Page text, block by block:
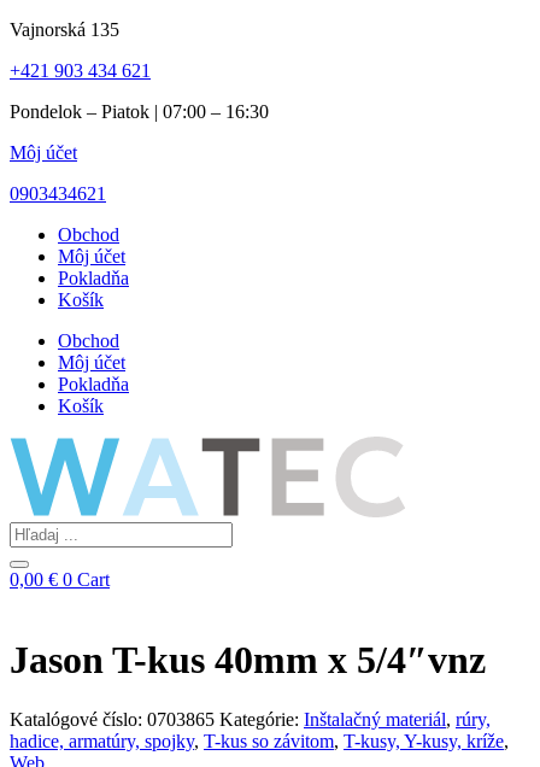
Preskočiť
obsah
Vajnorská 135
+421 903 434 621
Pondelok – Piatok | 07:00 – 16:30
Môj účet
0903434621
Obchod
Môj účet
Pokladňa
Košík
Obchod
Môj účet
Pokladňa
Košík
Search
...
0,00 € 0 Cart
Jason T-kus 40mm x 5/4″vnz
Katalógové číslo: 0703865 Kategórie: Inštalačný materiál, rúry,
hadice, armatúry, spojky, T-kus so závitom, T-kusy, Y-kusy, kríže,
Web